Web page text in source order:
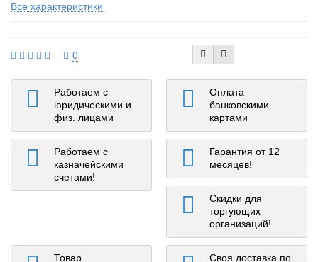
Все характеристики
0
Работаем с
юридическими и
физ. лицами
Оплата
банковскими
картами
Работаем с
казначейскими
счетами!
Гарантия от 12
месяцев!
Скидки для
торгующих
организаций!
Товар
Своя доставка по